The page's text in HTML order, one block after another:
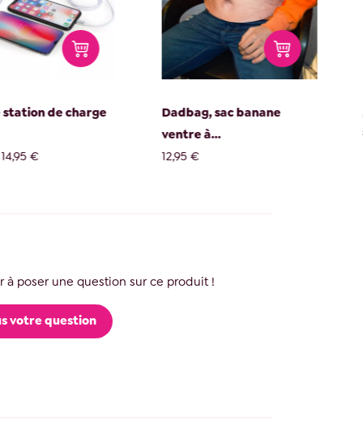
de charge
€
Dadbag, sac banane
ventre à...
12,95 €
à poser une question sur ce produit !
votre question